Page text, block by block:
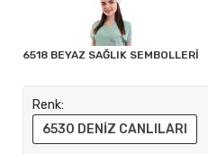
6518 BEYAZ SAĞLIK SEMBOLLERİ
Renk:
6530 DENİZ CANLILARI